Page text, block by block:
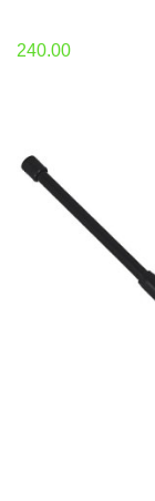
240.00